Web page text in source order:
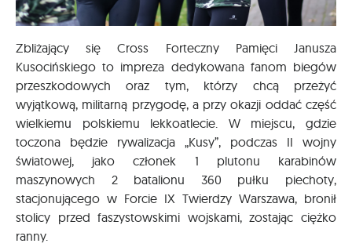
Zbliżający się Cross Forteczny Pamięci Janusza
Kusocińskiego to impreza dedykowana fanom biegów
przeszkodowych oraz tym, którzy chcą przeżyć
wyjątkową, militarną przygodę, a przy okazji oddać część
wielkiemu polskiemu lekkoatlecie. W miejscu, gdzie
toczona będzie rywalizacja „Kusy”, podczas II wojny
światowej, jako członek 1 plutonu karabinów
maszynowych 2 batalionu 360 pułku piechoty,
stacjonującego w Forcie IX Twierdzy Warszawa, bronił
stolicy przed faszystowskimi wojskami, zostając ciężko
ranny.